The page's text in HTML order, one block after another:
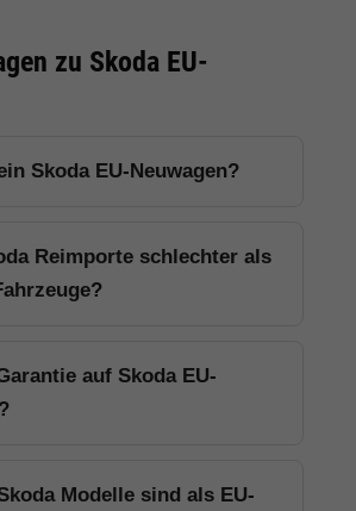
zu Skoda EU-
Skoda EU-Neuwagen?
Reimporte schlechter als
auf Skoda EU-
Modelle sind als EU-